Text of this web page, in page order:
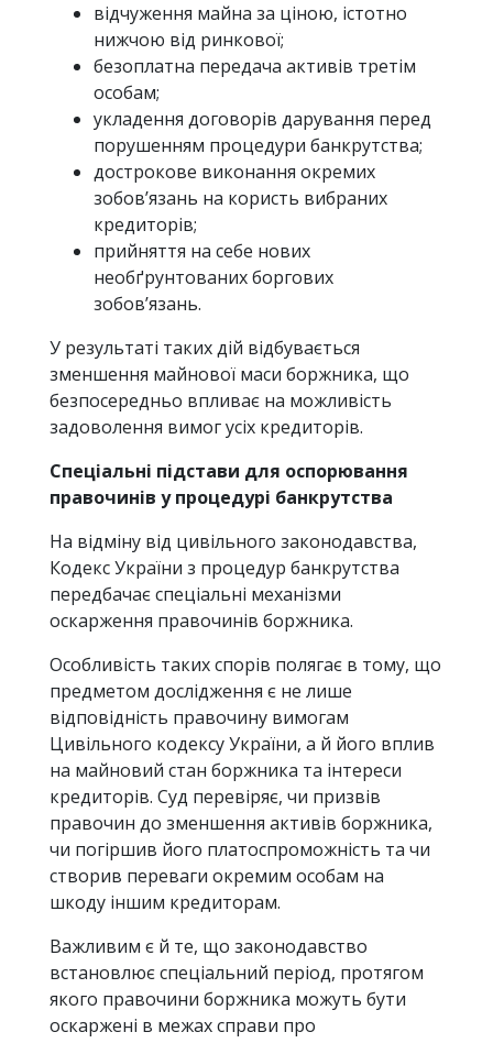
відчуження майна за ціною, істотно
нижчою від ринкової;
безоплатна передача активів третім
особам;
укладення договорів дарування перед
порушенням процедури банкрутства;
дострокове виконання окремих
зобов’язань на користь вибраних
кредиторів;
прийняття на себе нових
необґрунтованих боргових
зобов’язань.
У результаті таких дій відбувається
зменшення майнової маси боржника, що
безпосередньо впливає на можливість
задоволення вимог усіх кредиторів.
Спеціальні підстави для оспорювання
правочинів у процедурі банкрутства
На відміну від цивільного законодавства,
Кодекс України з процедур банкрутства
передбачає спеціальні механізми
оскарження правочинів боржника.
Особливість таких спорів полягає в тому, що
предметом дослідження є не лише
відповідність правочину вимогам
Цивільного кодексу України, а й його вплив
на майновий стан боржника та інтереси
кредиторів. Суд перевіряє, чи призвів
правочин до зменшення активів боржника,
чи погіршив його платоспроможність та чи
створив переваги окремим особам на
шкоду іншим кредиторам.
Важливим є й те, що законодавство
встановлює спеціальний період, протягом
якого правочини боржника можуть бути
оскаржені в межах справи про